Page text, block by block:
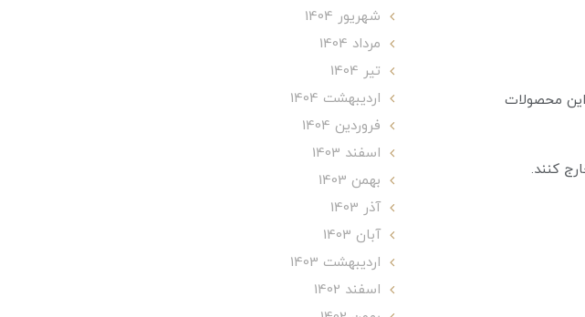
محصولات
کنند.
شهریور 1404
مرداد 1404
تير 1404
ارديبهشت 1404
فروردین 1404
اسفند 1403
بهمن 1403
آذر 1403
آبان 1403
ارديبهشت 1403
اسفند 1402